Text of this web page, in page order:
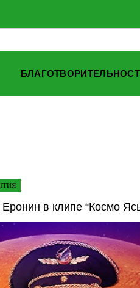
в клипе “Космо